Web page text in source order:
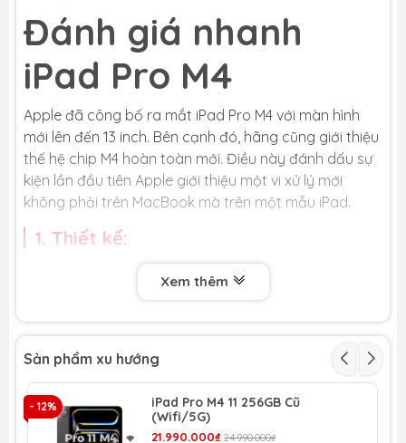
Đánh giá nhanh
iPad Pro M4
Apple đã công bố ra mắt iPad Pro M4 với màn hình
mới lên đến 13 inch. Bên cạnh đó, hãng cũng giới thiệu
thế hệ chip M4 hoàn toàn mới. Điều này đánh dấu sự
kiện lần đầu tiên Apple giới thiệu một vi xử lý mới
không phải trên MacBook mà trên một mẫu iPad.
1. Thiết kế:
iPad Pro M4 được thiết kế mỏng hơn đáng kể và có
tùy chọn kích thước màn hình mới là 11 và 13 inch.
bản 13 inch chỉ có độ dày 5.1 mm.iPad Pro M4 cũng
được trang bị tùy chọn lớp kính màn hình Nano mới.
toàn từ nhôm tái chế.
Xem thêm
Sản phẩm xu hướng
- 12%
iPad Pro M4 11 256GB Cũ
(Wifi/5G)
21.990.000₫ 24.990.000₫